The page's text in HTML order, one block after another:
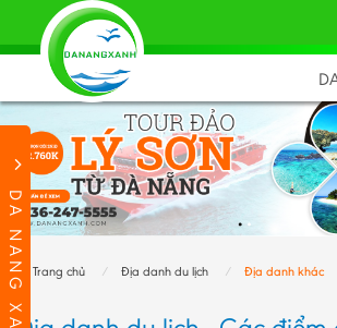
DA NANG XANH Trang chủ Địa danh du lịch Địa danh khác